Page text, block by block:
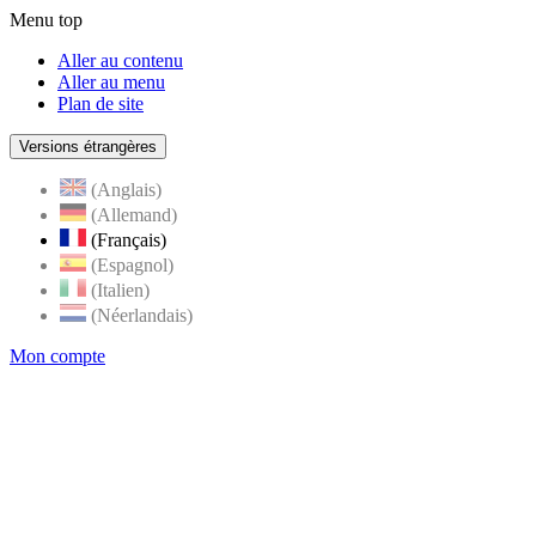
Menu top
Aller au contenu
Aller au menu
Plan de site
Versions étrangères
(Anglais)
(Allemand)
(Français)
(Espagnol)
(Italien)
(Néerlandais)
Mon compte